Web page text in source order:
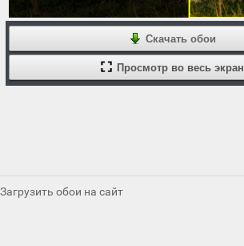
Скачать обои
Просмотр во весь экран
Загрузить обои на сайт